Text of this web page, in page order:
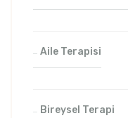
Aile Terapisi
Bireysel Terapi